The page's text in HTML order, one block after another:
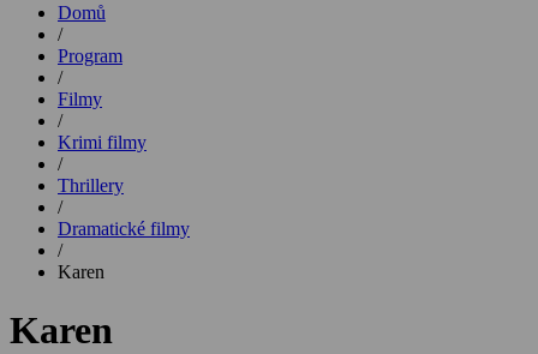
Domů
/
Program
/
Filmy
/
Krimi filmy
/
Thrillery
/
Dramatické filmy
/
Karen
Karen